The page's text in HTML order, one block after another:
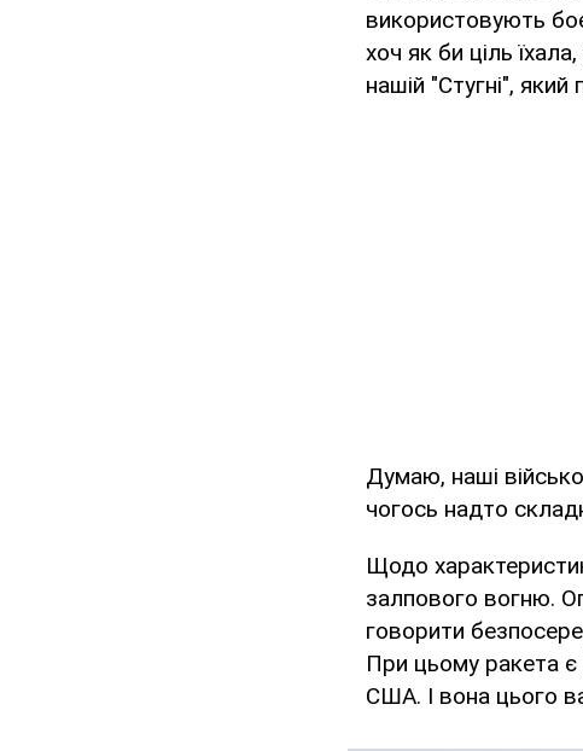
використовують
хоч як би ціль
нашій "Стугні",
Думаю, наші
чогось надто
Щодо
залпового вогню.
говорити
При цьому ракета
США. І вона цього